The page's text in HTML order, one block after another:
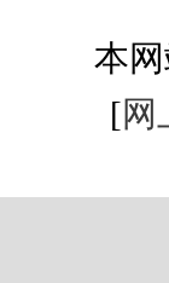
本
[网